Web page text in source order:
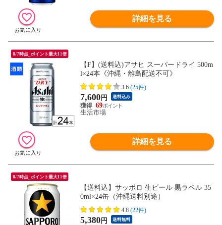
詳細を見る
8/7時点_ポイント最大11倍
【F】(送料込)アサヒ スーパードライ 500m
l×24本《沖縄・離島配送不可》
3.6 (25件)
7,600円 送料込み
69
生活市場
詳細を見る
8/7時点_ポイント最大11倍
【送料込】サッポロ 生ビール 黒ラベル 35
0ml×24缶（沖縄送料別途）
4.8 (22件)
5,380円 送料無料